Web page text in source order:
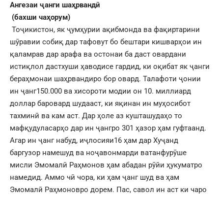
Ангезаи ҷанги шаҳрвандӣ
(бахши чаҳорум)
Тоҷикистон, як ҷумҳурии ақибмонда ва фақиртарини
шӯравии собиқ дар тафовут бо бештари кишварҳои ин
қаламрав дар арафа ва остонаи ба даст овардани
истиқлол дастхуши ҳаводисе гардид, ки оқибат як ҷанги
бераҳмонаи шаҳрвандиро бор овард. Талафоти ҷонии
ин ҷанг150.000 ва хисороти модии он 10. миллиард
доллар баровард шудааст, ки яқинан ин муҳосибот
тахминӣ ва кам аст. Дар ҳоле аз кушташудаҳо то
мафқудуласарҳо дар ин ҷангро 301 ҳазор ҳам гуфтаанд.
Агар ин ҷанг набуд, иҷлосияи16 ҳам дар Хуҷанд
баргузор намешуд ва ноҷавонмарди ватанфурӯше
мисли Эмомалӣ Раҳмонов ҳам абадан рӯйи ҳукуматро
намедид. Аммо чӣ чора, ки ҳам ҷанг шуд ва ҳам
Эмомалӣ Раҳмоновро дорем. Пас, савол ин аст ки чаро